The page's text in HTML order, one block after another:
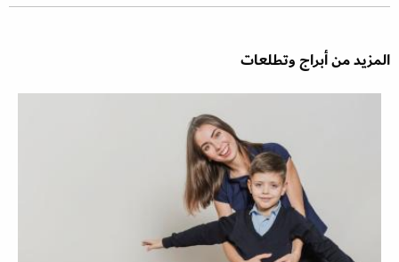
المزيد من أبراج وتطلعات